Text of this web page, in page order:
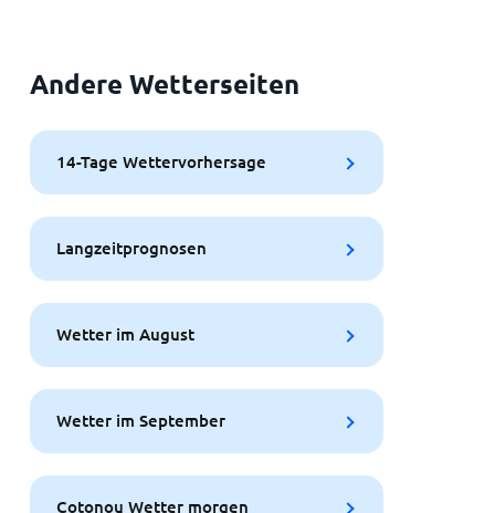
Andere Wetterseiten
14-Tage Wettervorhersage
Langzeitprognosen
Wetter im August
Wetter im September
Cotonou Wetter morgen